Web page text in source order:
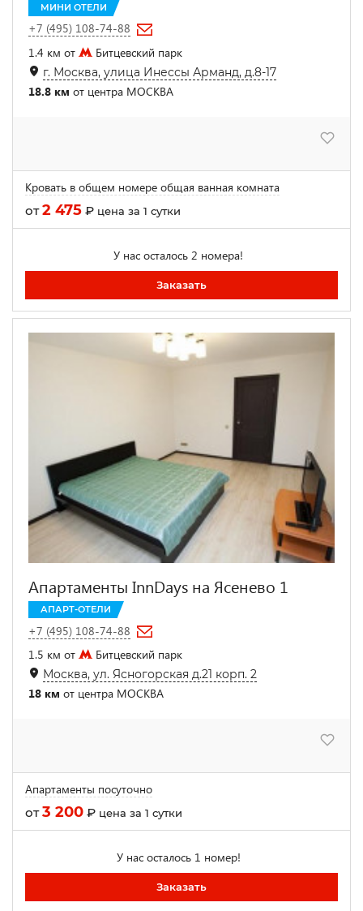
МИНИ ОТЕЛИ
+7 (495) 108-74-88
1.4 км от
Битцевский парк
г. Москва, улица Инессы Арманд, д.8-17
18.8 км от центра МОСКВА
Кровать в общем номере общая ванная комната
от2 475 ₽ цена за 1 сутки
У нас осталось 2 номера!
Заказать
Апартаменты InnDays на Ясенево 1
АПАРТ-ОТЕЛИ
+7 (495) 108-74-88
1.5 км от
Битцевский парк
Москва, ул. Ясногорская д.21 корп. 2
18 км от центра МОСКВА
Апартаменты посуточно
от3 200 ₽ цена за 1 сутки
У нас осталось 1 номер!
Заказать